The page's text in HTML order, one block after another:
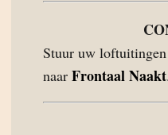
Stuur uw
naar Frontaal Naakt.